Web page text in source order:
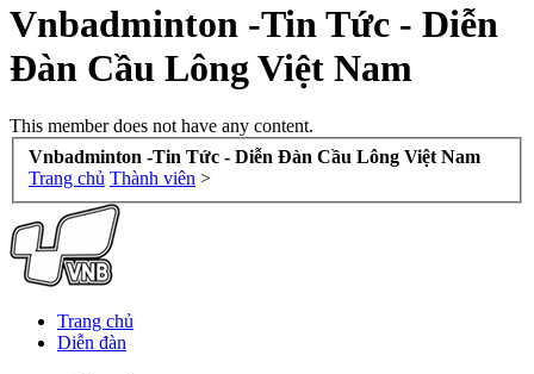
Vnbadminton -Tin Tức - Diễn
Đàn Cầu Lông Việt Nam
This member does not have any content.
Vnbadminton -Tin Tức - Diễn Đàn Cầu Lông Việt Nam
Trang chủ Thành viên >
Trang chủ
Diễn đàn